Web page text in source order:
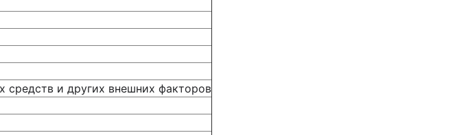
средств и других внешних факторов